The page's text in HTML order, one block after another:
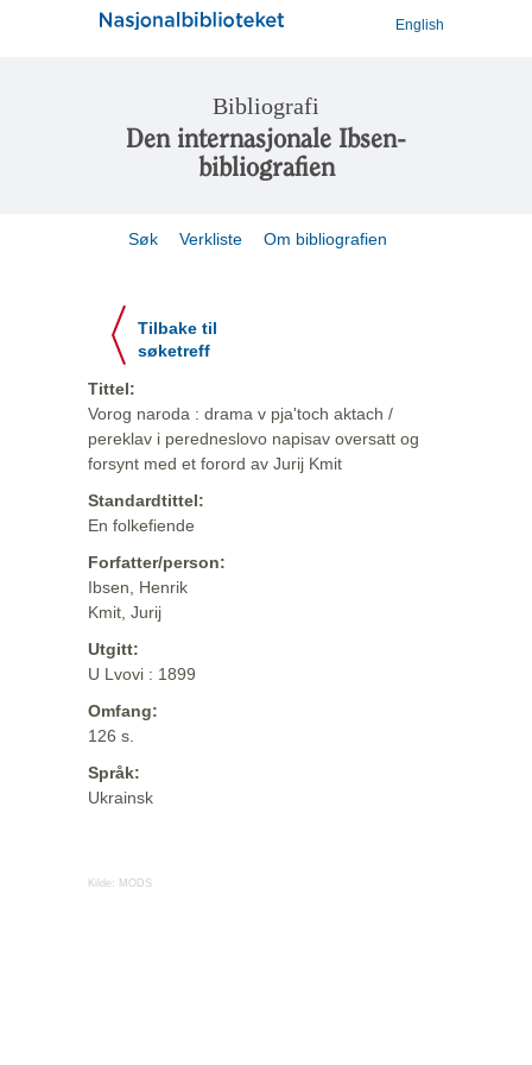
English
Bibliografi
Den internasjonale Ibsen-
bibliografien
Søk Verkliste Om bibliografien
Tilbake til
søketreff
Tittel:
Vorog naroda : drama v pja'toch aktach /
pereklav i peredneslovo napisav oversatt og
forsynt med et forord av Jurij Kmit
Standardtittel:
En folkefiende
Forfatter/person:
Ibsen, Henrik
Kmit, Jurij
Utgitt:
U Lvovi : 1899
Omfang:
126 s.
Språk:
Ukrainsk
Kilde: MODS